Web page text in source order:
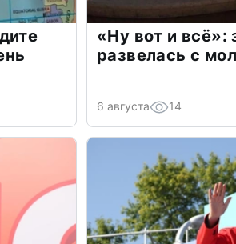
«Ну вот и
развелась с
6 августа 14